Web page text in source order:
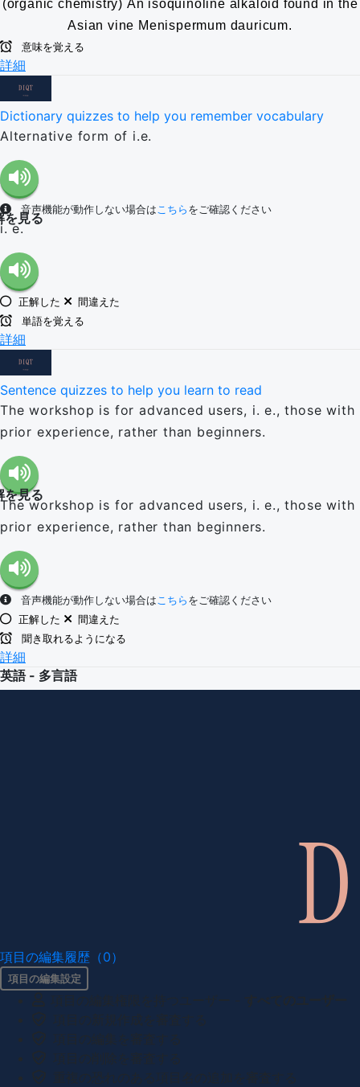
(organic chemistry) An isoquinoline alkaloid found in the
Asian vine Menispermum dauricum.
意味を覚える
詳細
Dictionary quizzes to help you remember vocabulary
Alternative form of i.e.
音声機能が動作しない場合はこちら をご確認ください
を見る
i. e.
正解した
間違えた
単語を覚える
詳細
Sentence quizzes to help you learn to read
The workshop is for advanced users, i. e., those with
prior experience, rather than beginners.
を見る
The workshop is for advanced users, i. e., those with
prior experience, rather than beginners.
音声機能が動作しない場合はこちら をご確認ください
正解した
間違えた
聞き取れるようになる
詳細
英語 - 多言語
項目の編集履歴（0）
項目の編集設定